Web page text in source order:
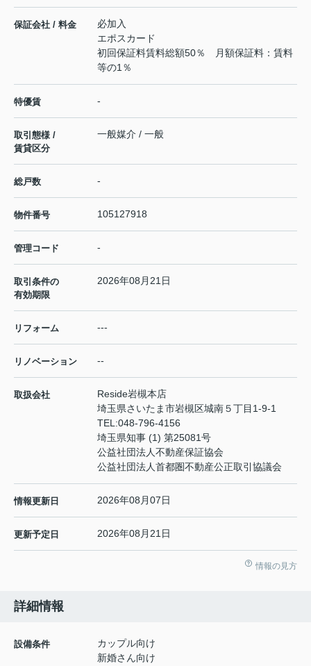
保証会社 / 料金
必加入
エポスカード
初回保証料賃料総額50％ 月額保証料：賃料
等の1％
特優賃 -
取引態様 /
賃貸区分
一般媒介 / 一般
総戸数 -
物件番号 105127918
管理コード -
取引条件の
有効期限
2026年08月21日
リフォーム ---
リノベーション --
取扱会社
Reside岩槻本店
埼玉県さいたま市岩槻区城南５丁目1-9-1
TEL:048-796-4156
埼玉県知事 (1) 第25081号
公益社団法人不動産保証協会
公益社団法人首都圏不動産公正取引協議会
情報更新日 2026年08月07日
更新予定日 2026年08月21日
情報の見方
詳細情報
設備条件
カップル向け
新婚さん向け